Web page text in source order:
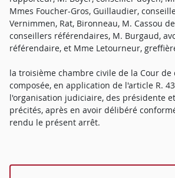
Mmes Foucher-Gros, Guillaudier,
Vernimmen, Rat, Bironneau, M. Cassou
conseillers référendaires, M. Burgaud,
référendaire, et Mme Letourneur,
la troisième chambre civile de la Cour de
composée, en application de l'article R.
l'organisation judiciaire, des présidente
précités, après en avoir délibéré
rendu le présent arrêt.